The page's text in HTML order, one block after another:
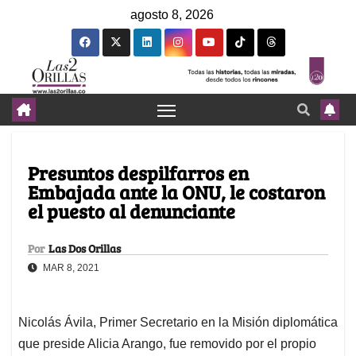
agosto 8, 2026
Presuntos despilfarros en
Embajada ante la ONU, le costaron
el puesto al denunciante
Por Las Dos Orillas
MAR 8, 2021
Nicolás Ávila, Primer Secretario en la Misión diplomática
que preside Alicia Arango, fue removido por el propio